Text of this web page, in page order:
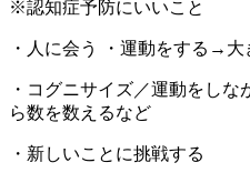
※認知症予防にいいこと
・人に会う ・運動をする→
・コグニサイズ／運動をし
ら数を数えるなど
・新しいことに挑戦する